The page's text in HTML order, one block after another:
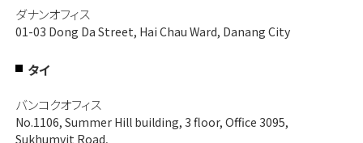
ダナンオフィス
01-03 Dong Da Street, Hai Chau Ward, Danang City
タイ
バンコクオフィス
No.1106, Summer Hill building, 3 floor, Office 3095,
Sukhumvit Road,